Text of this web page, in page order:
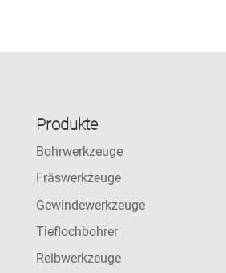
Produkte
Bohrwerkzeuge
Fräswerkzeuge
Gewindewerkzeuge
Tieflochbohrer
Reibwerkzeuge